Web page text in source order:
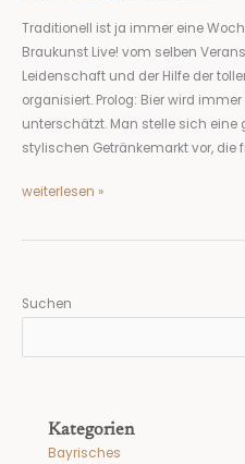
Traditionell ist ja immer eine
Braukunst Live! vom selben
Leidenschaft und der Hilfe der
organisiert. Prolog: Bier wird
unterschätzt. Man stelle sich eine
stylischen Getränkemarkt vor, die
Wasser,
Hopfen,
Malz…
weiterlesen »
Suchen
Kategorien
Bayrisches